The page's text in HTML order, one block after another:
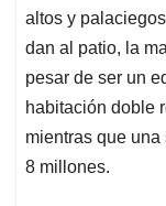
altos y
dan al patio, la
pesar de ser un
habitación doble
mientras que
8 millones.